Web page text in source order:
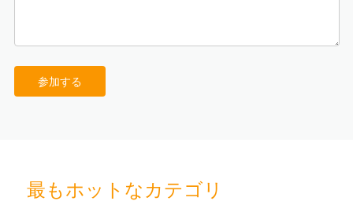
参加する
最もホットなカテゴリ